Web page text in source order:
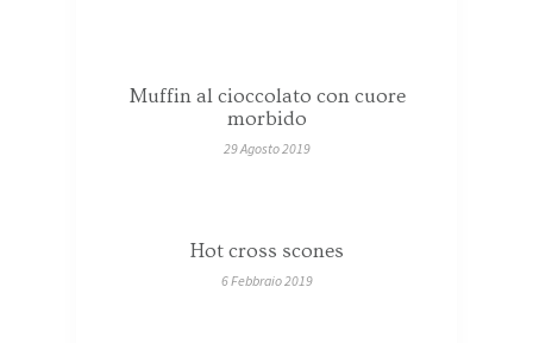
Muffin al cioccolato con cuore
morbido
29 Agosto 2019
Hot cross scones
6 Febbraio 2019